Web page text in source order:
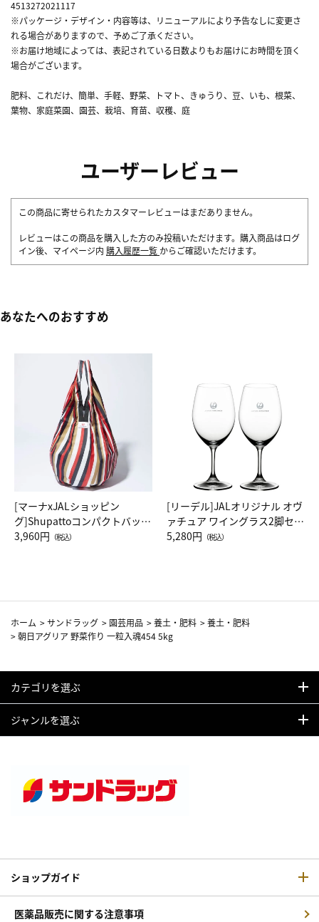
4513272021117
※パッケージ・デザイン・内容等は、リニューアルにより予告なしに変更さ
れる場合がありますので、予めご了承ください。
※お届け地域によっては、表記されている日数よりもお届けにお時間を頂く
場合がございます。
肥料、これだけ、簡単、手軽、野菜、トマト、きゅうり、豆、いも、根菜、
葉物、家庭菜園、園芸、栽培、育苗、収穫、庭
ユーザーレビュー
この商品に寄せられたカスタマーレビューはまだありません。
レビューはこの商品を購入した方のみ投稿いただけます。購入商品はログ
イン後、マイページ内 購入履歴一覧 からご確認いただけます。
あなたへのおすすめ
[マーナxJALショッピン
グ]Shupattoコンパクトバッグ
Drop JAL客室乗務員（LC）ス
3,960円 （税込）
[リーデル]JALオリジナル オヴ
ァチュア ワイングラス2脚セッ
ト（レッドワイン）
5,280円 （税込）
ホーム >サンドラッグ > 園芸用品 >養土・肥料 >養土・肥料
>朝日アグリア 野菜作り 一粒入魂454 5kg
カテゴリを選ぶ
ジャンルを選ぶ
ショップガイド
医薬品販売に関する注意事項